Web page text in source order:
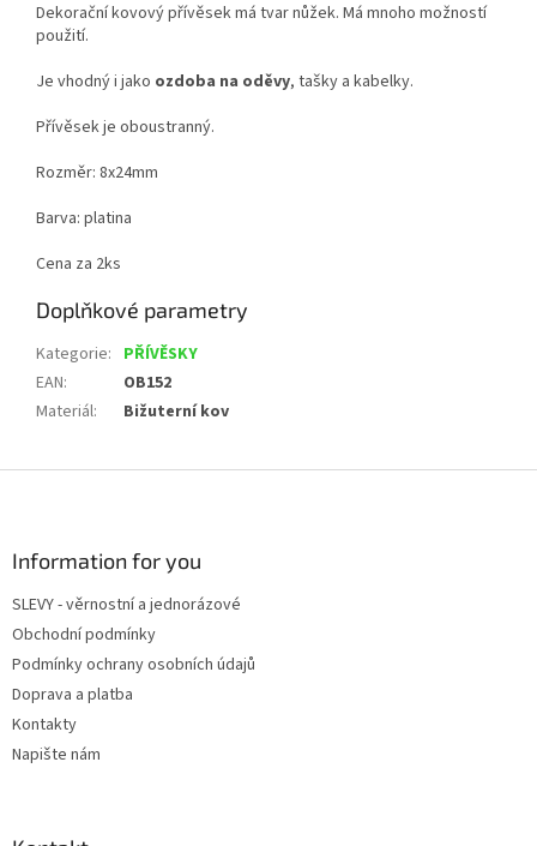
Dekorační kovový přívěsek má tvar nůžek. Má mnoho možností
použití.
Je vhodný i jako ozdoba na oděvy, tašky a kabelky.
Přívěsek je oboustranný.
Rozměr: 8x24mm
Barva: platina
Cena za 2ks
Doplňkové parametry
Kategorie: PŘÍVĚSKY
EAN:
OB152
Materiál: Bižuterní kov
Information for you
SLEVY - věrnostní a jednorázové
Obchodní podmínky
Podmínky ochrany osobních údajů
Doprava a platba
Kontakty
Napište nám